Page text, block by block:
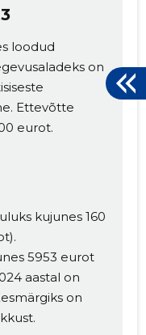
loodud
on
Ettevõtte
eurot.
kujunes 160
5953 eurot
aastal on
on